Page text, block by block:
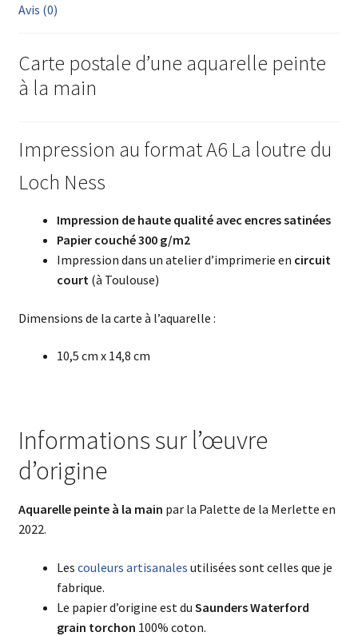
Avis (0)
Carte postale d’une aquarelle peinte
à la main
Impression au format A6 La loutre du
Loch Ness
Impression de haute qualité avec encres satinées
Papier couché 300 g/m2
Impression dans un atelier d’imprimerie en circuit
court(à Toulouse)
Dimensions de la carte à l’aquarelle :
10,5 cm x 14,8 cm
Informations sur l’œuvre
d’origine
Aquarelle peinte à la main par la Palette de la Merlette en
2022.
Les couleurs artisanales utilisées sont celles que je
fabrique.
Le papier d’origine est du Saunders Waterford
grain torchon 100% coton.